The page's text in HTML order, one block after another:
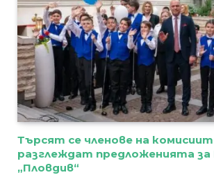
Търсят се членове на
разглеждат предложенията за
„Пловдив“